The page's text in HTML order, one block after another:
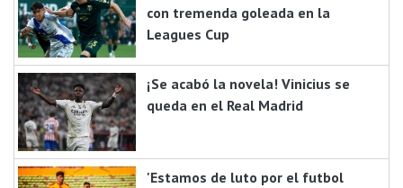
con tremenda goleada en la
Leagues Cup
¡Se acabó la novela! Vinicius se
queda en el Real Madrid
'Estamos de luto por el futbol